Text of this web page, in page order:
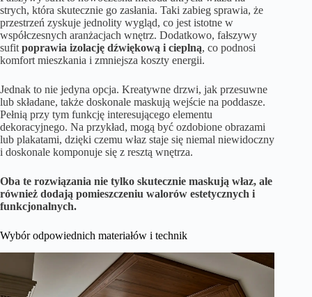
strych, która skutecznie go zasłania. Taki zabieg sprawia, że
przestrzeń zyskuje jednolity wygląd, co jest istotne w
współczesnych aranżacjach wnętrz. Dodatkowo, fałszywy
sufit poprawia izolację dźwiękową i cieplną, co podnosi
komfort mieszkania i zmniejsza koszty energii.
Jednak to nie jedyna opcja. Kreatywne drzwi, jak przesuwne
lub składane, także doskonale maskują wejście na poddasze.
Pełnią przy tym funkcję interesującego elementu
dekoracyjnego. Na przykład, mogą być ozdobione obrazami
lub plakatami, dzięki czemu właz staje się niemal niewidoczny
i doskonale komponuje się z resztą wnętrza.
Oba te rozwiązania nie tylko skutecznie maskują właz, ale
również dodają pomieszczeniu walorów estetycznych i
funkcjonalnych.
Wybór odpowiednich materiałów i technik